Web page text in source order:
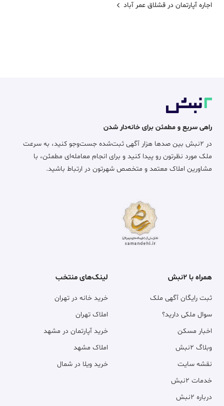
اجاره آپارتمان در قشلاق عمر آباد
راهی سریع و مطمئن برای خانه‌دار شدن
در ۲نبش بین صدها هزار آگهی ثبت‌شده جست‌وجو کنید، به سرعت
ملک مورد نظرتون رو پیدا کنید و برای انجام معامله‌ای مطمئن، با
مشاورین املاک معتمد و متخصص شهرتون در ارتباط باشید.
همراه با ۲نبش
ثبت رایگان آگهی ملک
سوال ملکی دارید؟
اخبار مسکن
وبلاگ ۲نبش
نقشه سایت
خدمات ۲نبش
درباره ۲نبش
لینک‌های منتخب
خرید خانه در تهران
املاک تهران
خرید آپارتمان در مشهد
املاک مشهد
خرید ویلا در شمال